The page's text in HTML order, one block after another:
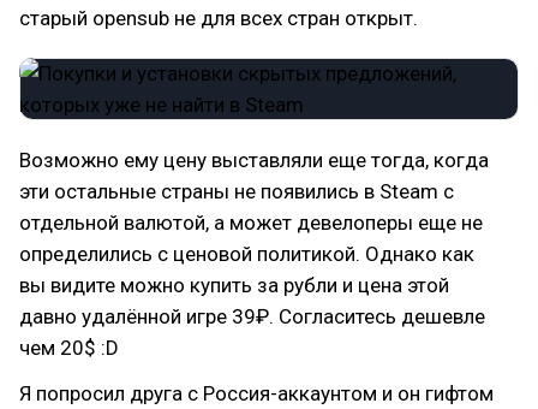
старый opensub не для всех стран открыт.
Возможно ему цену выставляли еще тогда, когда
эти остальные страны не появились в Steam с
отдельной валютой, а может девелоперы еще не
определились с ценовой политикой. Однако как
вы видите можно купить за рубли и цена этой
давно удалённой игре 39₽. Согласитесь дешевле
чем 20$ :D
Я попросил друга с Россия-аккаунтом и он гифтом